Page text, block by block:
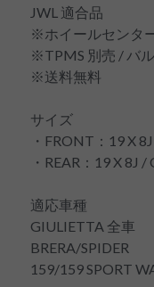
JWL 適合品
※ホイールセンタ
※TPMS 別売 / バ
※送料無料
サイズ
・FRONT：19 X
・REAR：19 X 8J
適応車種
GIULIETTA 全車
BRERA/SPIDER
159/159 SPORT